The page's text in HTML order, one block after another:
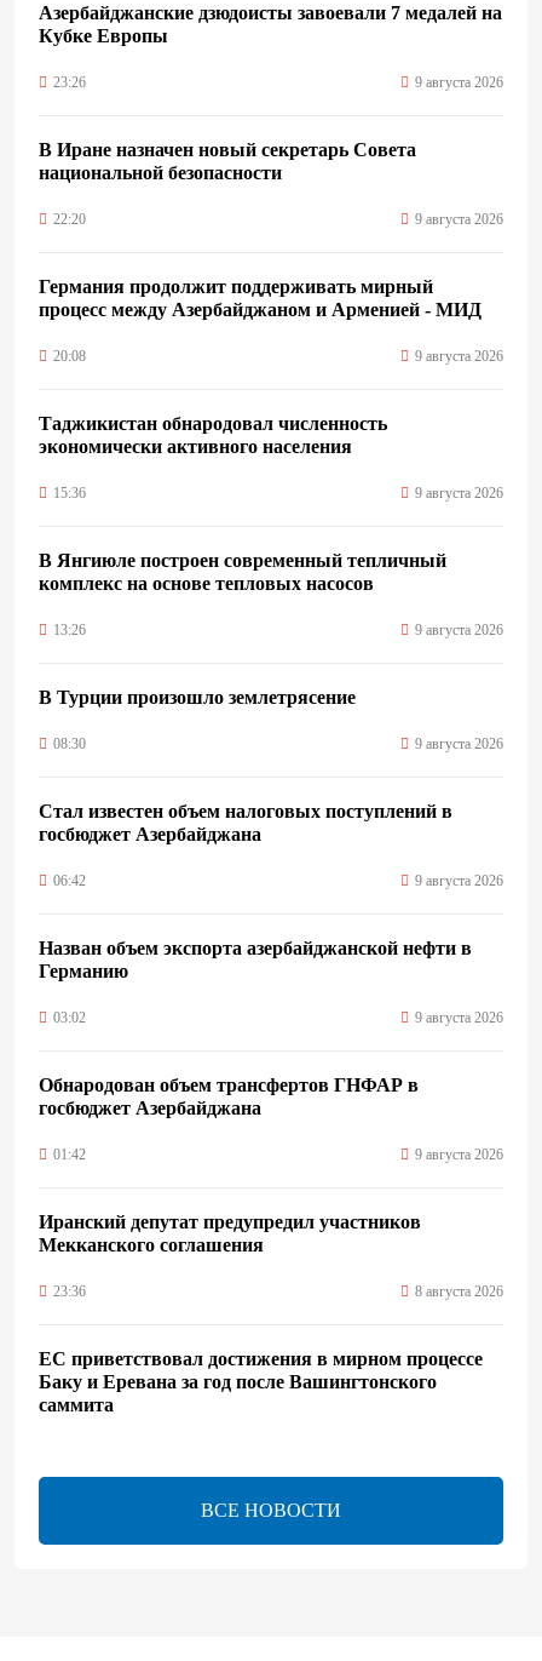
Азербайджанские дзюдоисты завоевали 7 медалей на
Кубке Европы
23:26 9 августа 2026
В Иране назначен новый секретарь Совета
национальной безопасности
22:20 9 августа 2026
Германия продолжит поддерживать мирный
процесс между Азербайджаном и Арменией - МИД
20:08 9 августа 2026
Таджикистан обнародовал численность
экономически активного населения
15:36 9 августа 2026
В Янгиюле построен современный тепличный
комплекс на основе тепловых насосов
13:26 9 августа 2026
В Турции произошло землетрясение
08:30 9 августа 2026
Стал известен объем налоговых поступлений в
госбюджет Азербайджана
06:42 9 августа 2026
Назван объем экспорта азербайджанской нефти в
Германию
03:02 9 августа 2026
Обнародован объем трансфертов ГНФАР в
госбюджет Азербайджана
01:42 9 августа 2026
Иранский депутат предупредил участников
Мекканского соглашения
23:36 8 августа 2026
ЕС приветствовал достижения в мирном процессе
Баку и Еревана за год после Вашингтонского
саммита
Будущее стран Южного Кавказа выглядит светлым
- Стив Уиткофф
ВСЕ НОВОСТИ